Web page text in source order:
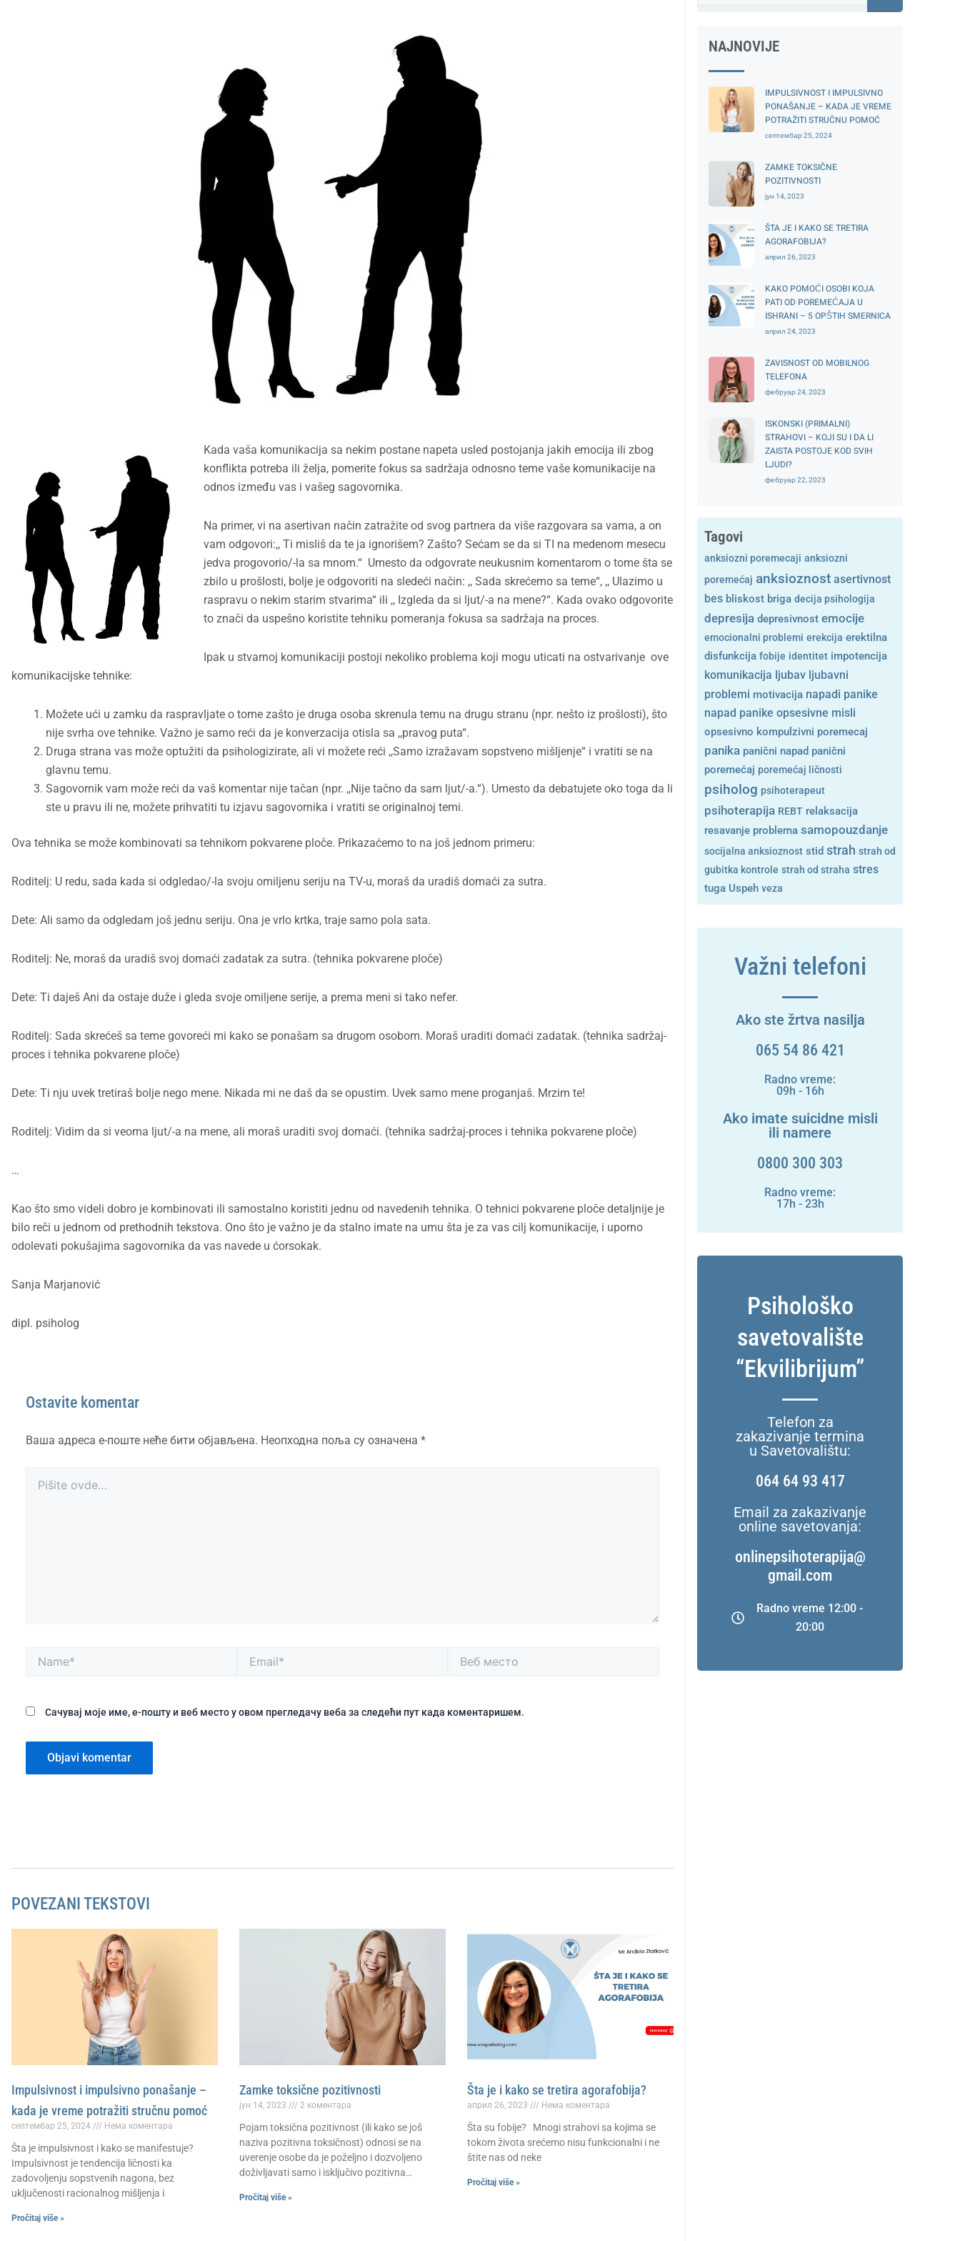
Kada vaša komunikacija sa nekim postane napeta usled postojanja jakih emocija ili zbog
konflikta potreba ili želja, pomerite fokus sa sadržaja odnosno teme vaše komunikacije na
odnos između vas i vašeg sagovornika.
Na primer, vi na asertivan način zatražite od svog partnera da više razgovara sa vama, a on
vam odgovori:,, Ti misliš da te ja ignorišem? Zašto? Sećam se da si TI na medenom mesecu
jedva progovorio/-la sa mnom.“ Umesto da odgovrate neukusnim komentarom o tome šta se
zbilo u prošlosti, bolje je odgovoriti na sledeći način: ,, Sada skrećemo sa teme“, ,, Ulazimo u
raspravu o nekim starim stvarima“ ili ,, Izgleda da si ljut/-a na mene?“. Kada ovako odgovorite
to znači da uspešno koristite tehniku pomeranja fokusa sa sadržaja na proces.
Ipak u stvarnoj komunikaciji postoji nekoliko problema koji mogu uticati na ostvarivanje ove
komunikacijske tehnike:
Možete ući u zamku da raspravljate o tome zašto je druga osoba skrenula temu na drugu stranu (npr. nešto iz prošlosti), što
nije svrha ove tehnike. Važno je samo reći da je konverzacija otisla sa ,,pravog puta“.
Druga strana vas može optužiti da psihologizirate, ali vi možete reći ,,Samo izražavam sopstveno mišljenje“ i vratiti se na
glavnu temu.
Sagovornik vam može reći da vaš komentar nije tačan (npr. ,,Nije tačno da sam ljut/-a.“). Umesto da debatujete oko toga da li
ste u pravu ili ne, možete prihvatiti tu izjavu sagovornika i vratiti se originalnoj temi.
Ova tehnika se može kombinovati sa tehnikom pokvarene ploče. Prikazaćemo to na još jednom primeru:
Roditelj: U redu, sada kada si odgledao/-la svoju omiljenu seriju na TV-u, moraš da uradiš domaći za sutra.
Dete: Ali samo da odgledam još jednu seriju. Ona je vrlo krtka, traje samo pola sata.
Roditelj: Ne, moraš da uradiš svoj domaći zadatak za sutra. (tehnika pokvarene ploče)
Dete: Ti daješ Ani da ostaje duže i gleda svoje omiljene serije, a prema meni si tako nefer.
Roditelj: Sada skrećeš sa teme govoreći mi kako se ponašam sa drugom osobom. Moraš uraditi domaći zadatak. (tehnika sadržaj-
proces i tehnika pokvarene ploče)
Dete: Ti nju uvek tretiraš bolje nego mene. Nikada mi ne daš da se opustim. Uvek samo mene proganjaš. Mrzim te!
Roditelj: Vidim da si veoma ljut/-a na mene, ali moraš uraditi svoj domaći. (tehnika sadržaj-proces i tehnika pokvarene ploče)
…
Kao što smo videli dobro je kombinovati ili samostalno koristiti jednu od navedenih tehnika. O tehnici pokvarene ploče detaljnije je
bilo reči u jednom od prethodnih tekstova. Ono što je važno je da stalno imate na umu šta je za vas cilj komunikacije, i uporno
odolevati pokušajima sagovornika da vas navede u ćorsokak.
Sanja Marjanović
dipl. psiholog
Ostavite komentar
Ваша адреса е-поште неће бити објављена. Неопходна поља су означена *
Name* Email*
Веб
место
Сачувај моје име, е-пошту и веб место у овом прегледачу веба за следећи пут када коментаришем.
POVEZANI TEKSTOVI
Impulsivnost i impulsivno ponašanje –
kada je vreme potražiti stručnu pomoć
септембар 25, 2024 Нема коментара
Šta je impulsivnost i kako se manifestuje?
Impulsivnost je tendencija ličnosti ka
zadovoljenju sopstvenih nagona, bez
uključenosti racionalnog mišljenja i
Pročitaj više »
Zamke toksične pozitivnosti
јун 14, 2023 2 коментара
Pojam toksična pozitivnost (ili kako se još
naziva pozitivna toksičnost) odnosi se na
uverenje osobe da je poželjno i dozvoljeno
doživljavati samo i isključivo pozitivna…
Pročitaj više »
Šta je i kako se tretira agorafobija?
април 26, 2023 Нема коментара
Šta su fobije? Mnogi strahovi sa kojima se
tokom života srećemo nisu funkcionalni i ne
štite nas od neke
Pročitaj više »
NAJNOVIJE
IMPULSIVNOST I IMPULSIVNO
PONAŠANJE – KADA JE VREME
POTRAŽITI STRUČNU POMOĆ
септембар 25, 2024
ZAMKE TOKSIČNE
POZITIVNOSTI
јун 14, 2023
ŠTA JE I KAKO SE TRETIRA
AGORAFOBIJA?
април 26, 2023
KAKO POMOĆI OSOBI KOJA
PATI OD POREMEĆAJA U
ISHRANI – 5 OPŠTIH SMERNICA
април 24, 2023
ZAVISNOST OD MOBILNOG
TELEFONA
фебруар 24, 2023
ISKONSKI (PRIMALNI)
STRAHOVI – KOJI SU I DA LI
ZAISTA POSTOJE KOD SVIH
LJUDI?
фебруар 22, 2023
Tagovi
anksiozni poremecaji anksiozni
poremećaj anksioznost asertivnost
bes bliskost briga decija psihologija
depresija depresivnost emocije
emocionalni problemi erekcija erektilna
disfunkcija fobije identitet impotencija
komunikacija ljubav ljubavni
problemi motivacija napadi panike
napad panike opsesivne misli
opsesivno kompulzivni poremecaj
panika panični napad panični
poremećaj poremećaj ličnosti
psiholog psihoterapeut
psihoterapija REBT relaksacija
resavanje problema samopouzdanje
socijalna anksioznost stid strah strah od
gubitka kontrole strah od straha stres
tuga Uspeh veza
Važni telefoni
Ako ste žrtva nasilja
065 54 86 421
Radno vreme:
09h - 16h
Ako imate suicidne misli
ili namere
0800 300 303
Radno vreme:
17h - 23h
Psihološko
savetovalište
“Ekvilibrijum”
Telefon za
zakazivanje termina
u Savetovalištu:
064 64 93 417
Email za zakazivanje
online savetovanja:
onlinepsihoterapija@
gmail.com
Radno vreme 12:00 -
20:00